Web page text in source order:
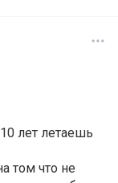
лет летаешь
том что не